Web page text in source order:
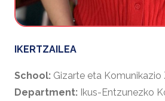
IKERTZAILEA
School: Gizarte eta
Department: Ikus-Entzunezko